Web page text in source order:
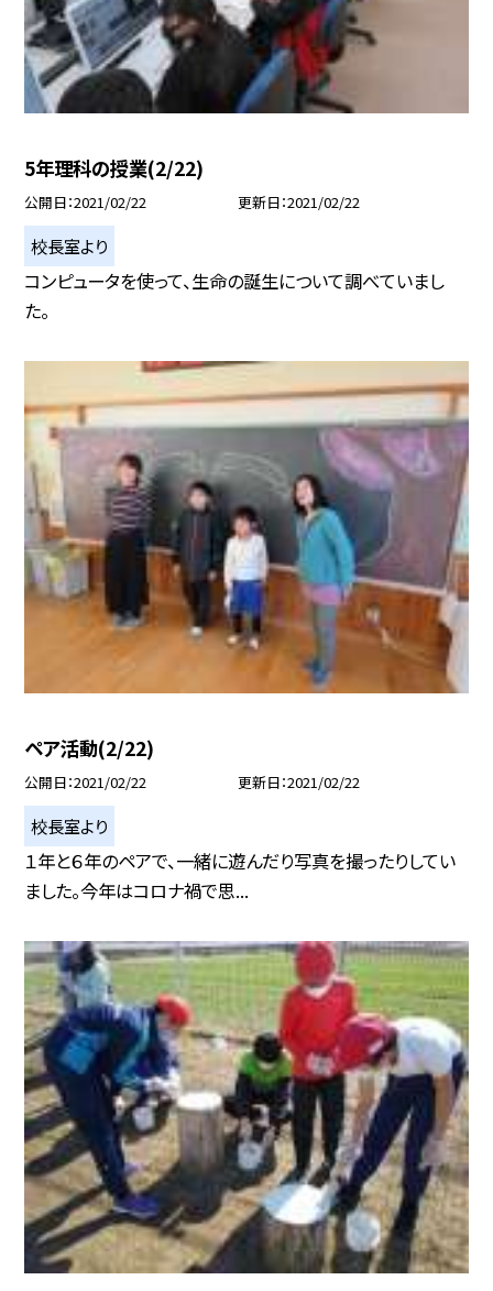
5年理科の授業(2/22)
公開日 2021/02/22 更新日 2021/02/22
校長室より
コンピュータを使って、生命の誕生について調べていまし
た。
ペア活動(2/22)
公開日 2021/02/22 更新日 2021/02/22
校長室より
１年と６年のペアで、一緒に遊んだり写真を撮ったりしてい
ました。今年はコロナ禍で思...